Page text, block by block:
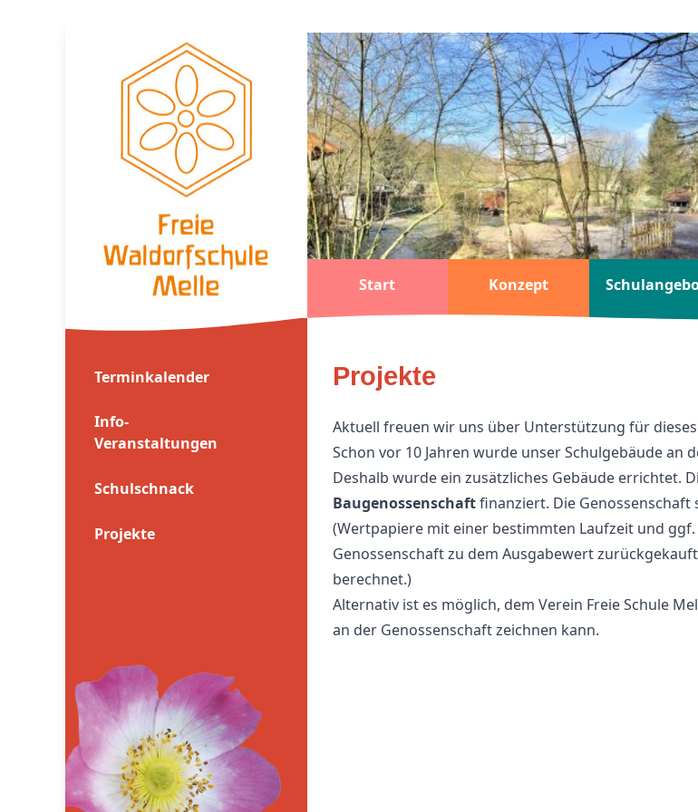
Start Konzept
Terminkalender
Info-
Veranstaltungen
Schulschnack
Projekte
Projekte
Aktuell freuen wir uns über Unterstützung für
Schon vor 10 Jahren wurde unser Schulgebäude an
Deshalb wurde ein zusätzliches Gebäude errichtet.
Baugenossenschaftfinanziert. Die Genossenschaft
(Wertpapiere mit einer bestimmten Laufzeit und
Genossenschaft zu dem Ausgabewert
berechnet.)
Alternativ ist es möglich, dem Verein Freie Schule
an der Genossenschaft zeichnen kann.